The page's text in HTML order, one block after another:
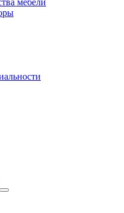
мебели